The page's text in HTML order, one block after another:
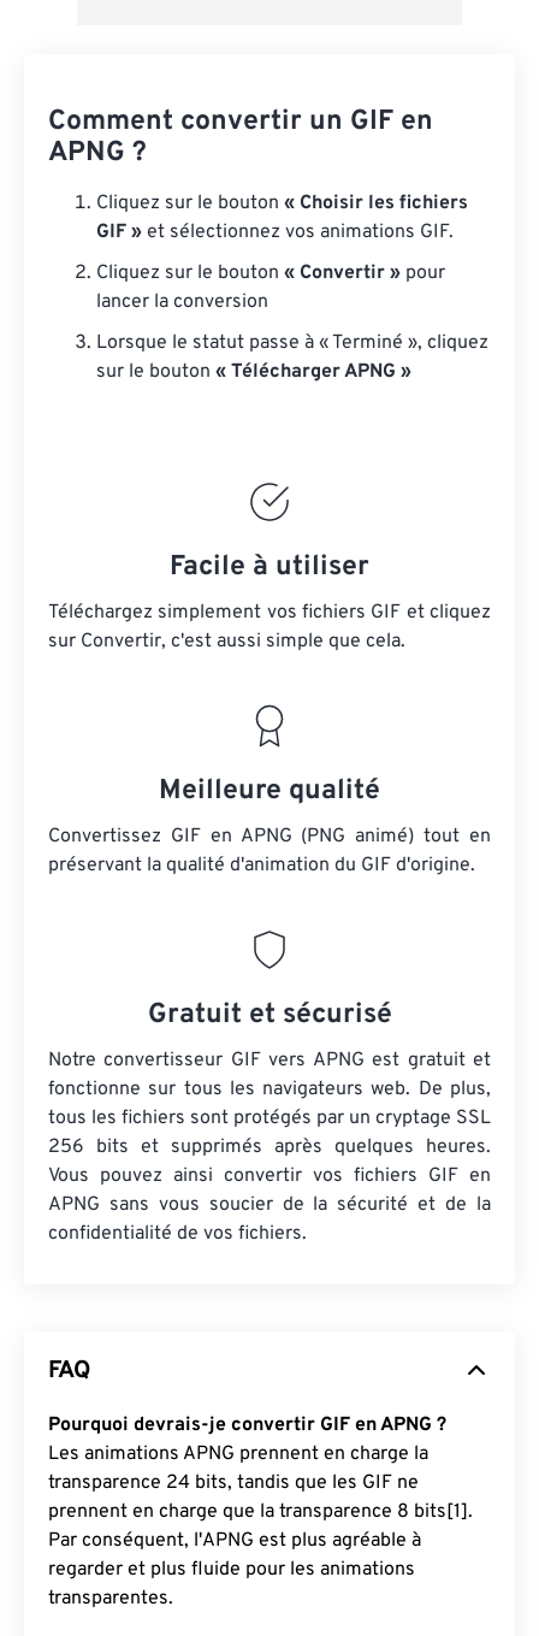
Comment convertir un GIF en
APNG ?
Cliquez sur le bouton « Choisir les fichiers
GIF » et sélectionnez vos animations GIF.
Cliquez sur le bouton « Convertir » pour
lancer la conversion
Lorsque le statut passe à « Terminé », cliquez
sur le bouton « Télécharger APNG »
Facile à utiliser
Téléchargez simplement vos fichiers GIF et cliquez
sur Convertir, c'est aussi simple que cela.
Meilleure qualité
Convertissez GIF en APNG (PNG animé) tout en
préservant la qualité d'animation du GIF d'origine.
Gratuit et sécurisé
Notre convertisseur GIF vers APNG est gratuit et
fonctionne sur tous les navigateurs web. De plus,
tous les fichiers sont protégés par un cryptage SSL
256 bits et supprimés après quelques heures.
Vous pouvez ainsi convertir vos fichiers GIF en
APNG sans vous soucier de la sécurité et de la
confidentialité de vos fichiers.
FAQ
Pourquoi devrais-je convertir GIF en APNG ?
Les animations APNG prennent en charge la
transparence 24 bits, tandis que les GIF ne
prennent en charge que la transparence 8 bits[1].
Par conséquent, l'APNG est plus agréable à
regarder et plus fluide pour les animations
transparentes.